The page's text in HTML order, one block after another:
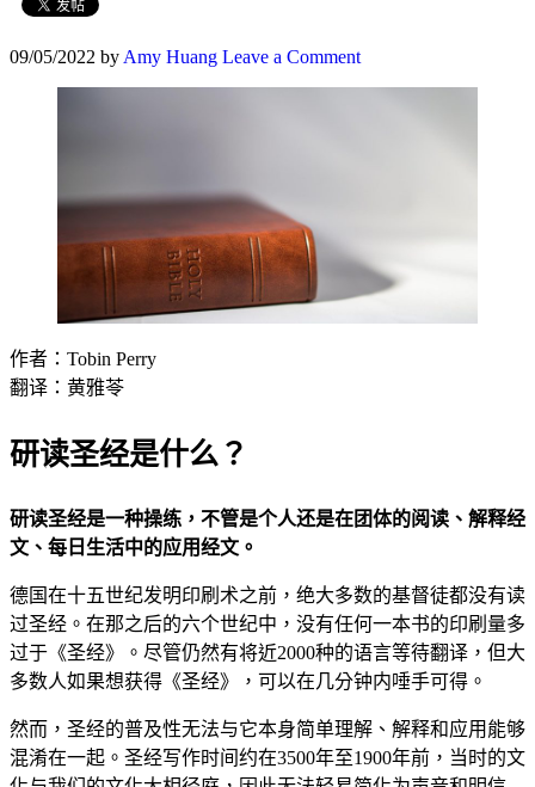
09/05/2022 by Amy Huang Leave a Comment
作者：Tobin Perry
翻译：黄雅苓
研读圣经是什么？
研读圣经是一种操练，不管是个人还是在团体的阅读、解释经
文、每日生活中的应用经文。
德国在十五世纪发明印刷术之前，绝大多数的基督徒都没有读
过圣经。在那之后的六个世纪中，没有任何一本书的印刷量多
过于《圣经》。尽管仍然有将近2000种的语言等待翻译，但大
多数人如果想获得《圣经》，可以在几分钟内唾手可得。
然而，圣经的普及性无法与它本身简单理解、解释和应用能够
混淆在一起。圣经写作时间约在3500年至1900年前，当时的文